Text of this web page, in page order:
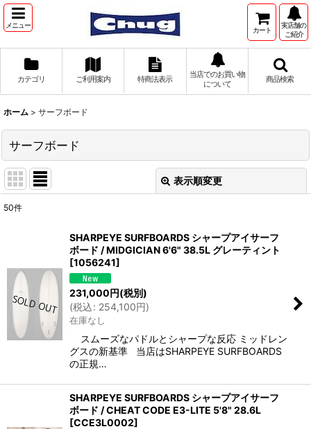
メニュー
カート
実店舗の
ご紹介
カテゴリ ご利用案内 特商法表示
当店でのお買い物
について
商品検索
ホーム > サーフボード
サーフボード
表示順変更
サブカテゴリ
表示数 :
並び順:
絞り込む
50件
SHARPEYE SURFBOARDS シャープアイサーフ
ボード / MIDGICIAN 6'6" 38.5L グレーティント
[1056241]
231,000円(税別)
(税込: 254,100円)
在庫なし
スムーズなパドルとシャープな反応 ミッドレン
グスの新基準 当店はSHARPEYE SURFBOARDS
の正規…
SHARPEYE SURFBOARDS シャープアイサーフ
ボード / CHEAT CODE E3-LITE 5'8" 28.6L
[CCE3L0002]